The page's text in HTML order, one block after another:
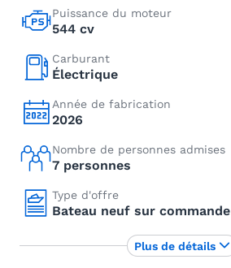
Puissance du moteur
544 cv
Carburant
Électrique
Année de fabrication
2026
Nombre de personnes admises
7 personnes
Type d'offre
Bateau neuf sur commande
Plus de détails